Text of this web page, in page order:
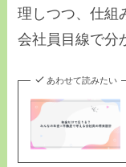
理しつつ、仕組
会社員目線で分
あわせて読みたい